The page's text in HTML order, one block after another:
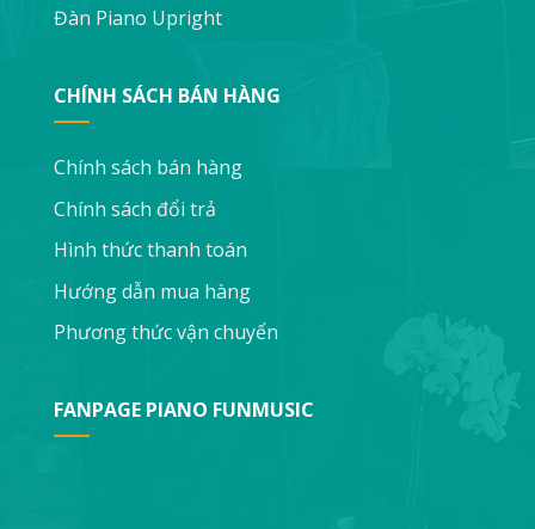
Đàn Piano Upright
CHÍNH SÁCH BÁN HÀNG
Chính sách bán hàng
Chính sách đổi trả
Hình thức thanh toán
Hướng dẫn mua hàng
Phương thức vận chuyển
FANPAGE PIANO FUNMUSIC